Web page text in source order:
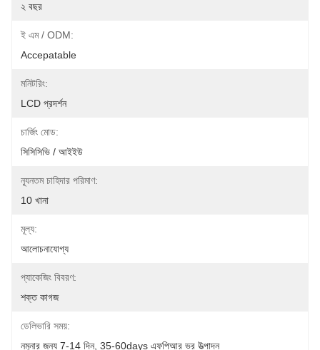
২ বছর
ই এম / ODM:
Accepatable
মনিটরিং:
LCD প্রদর্শন
চার্জিং মোড:
সিসিসিভি / আইইউ
ন্যূনতম চাহিদার পরিমাণ:
10 খানা
মূল্য:
আলোচনাযোগ্য
প্যাকেজিং বিবরণ:
শক্ত কাগজ
ডেলিভারি সময়:
নমুনার জন্য 7-14 দিন, 35-60days এফপিআর ভর উত্পাদন